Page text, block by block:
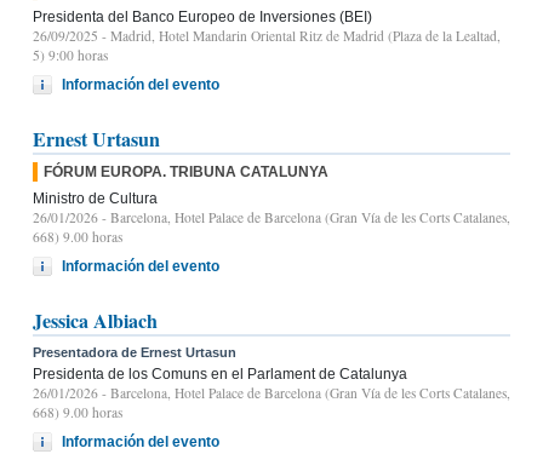
Presidenta del Banco Europeo de Inversiones (BEI)
26/09/2025 - Madrid, Hotel Mandarin Oriental Ritz de Madrid (Plaza de la Lealtad,
5) 9:00 horas
Información del evento
Ernest Urtasun
FÓRUM EUROPA. TRIBUNA CATALUNYA
Ministro de Cultura
26/01/2026 - Barcelona, Hotel Palace de Barcelona (Gran Vía de les Corts Catalanes,
668) 9.00 horas
Información del evento
Jessica Albiach
Presentadora de Ernest Urtasun
Presidenta de los Comuns en el Parlament de Catalunya
26/01/2026 - Barcelona, Hotel Palace de Barcelona (Gran Vía de les Corts Catalanes,
668) 9.00 horas
Información del evento